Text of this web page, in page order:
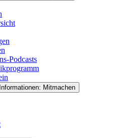
Podcasts
Mitmachen